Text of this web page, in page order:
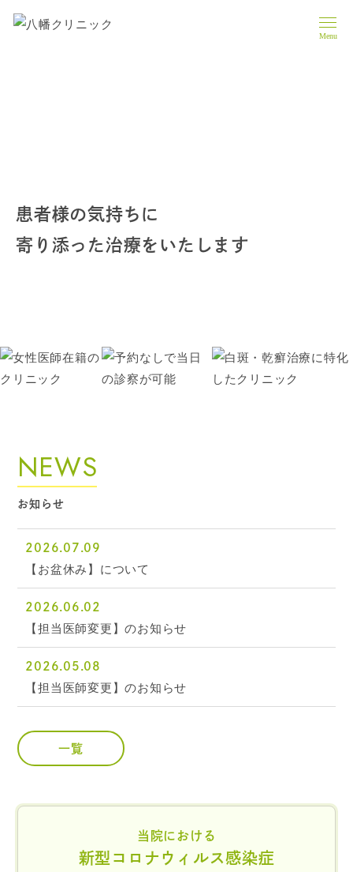
Menu
患者様の気持ちに
寄り添った治療をいたします
NEWS
お知らせ
2026.07.09
【お盆休み】について
2026.06.02
【担当医師変更】のお知らせ
2026.05.08
【担当医師変更】のお知らせ
一覧
当院における
新型コロナウィルス感染症